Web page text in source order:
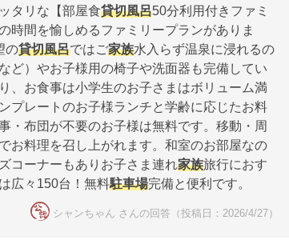
タリな【部屋食貸切風呂50分利用付きファミ
時間を愉しめるファミリープランがありま
の貸切風呂ではご家族水入らず温泉に浸れるの
ど）やお子様用の椅子や洗面器も完備してい
、お食事は小学生のお子さまはボリューム満
プレートのお子様ランチと学齢に応じたお料
・布団が不要のお子様は無料です。移動・周
お料理を召し上がれます。和室のお部屋なの
コーナーもありお子さま連れ家族旅行におす
広々150台！無料駐車場完備と便利です。
シャンちゃん さんの回答（投稿日：2026/4/27）